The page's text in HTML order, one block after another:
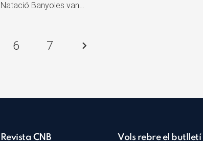
Natació Banyoles van…
6 7
Revista CNB Vols rebre el butlletí